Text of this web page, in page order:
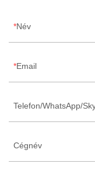
Név
Email
Telefon/WhatsApp/
Cégnév